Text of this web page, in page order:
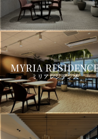
MYRIA
ミリアレジデンス